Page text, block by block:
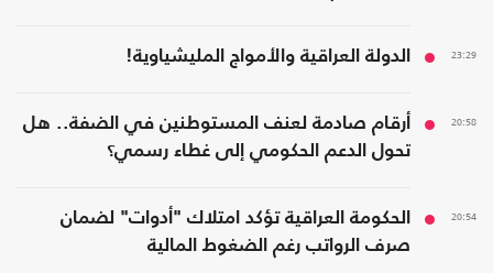
23:29 الدولة العراقية والأمواج المليشياوية!
20:58
أرقام صادمة لعنف المستوطنين في الضفة.. هل
تحول الدعم الحكومي إلى غطاء رسمي؟
20:54
الحكومة العراقية تؤكد امتلاك "أدوات" لضمان
صرف الرواتب رغم الضغوط المالية